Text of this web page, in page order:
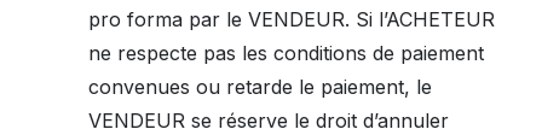
pro forma par le VENDEUR. Si l’ACHETEUR
ne respecte pas les conditions de paiement
convenues ou retarde le paiement, le
VENDEUR se réserve le droit d’annuler